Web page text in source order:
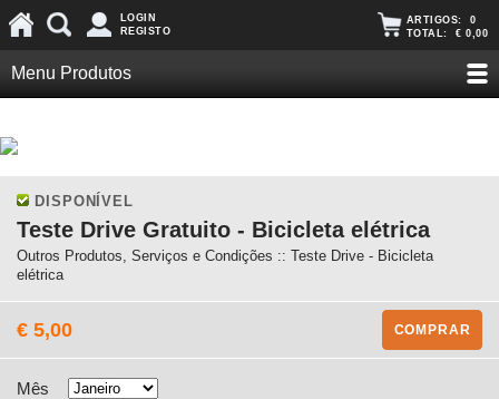
LOGIN
REGISTO
ARTIGOS: 0
TOTAL: € 0,00
Menu Produtos
DISPONÍVEL
Teste Drive Gratuito - Bicicleta elétrica
Outros Produtos, Serviços e Condições :: Teste Drive - Bicicleta
elétrica
€ 5,00 COMPRAR
Mês